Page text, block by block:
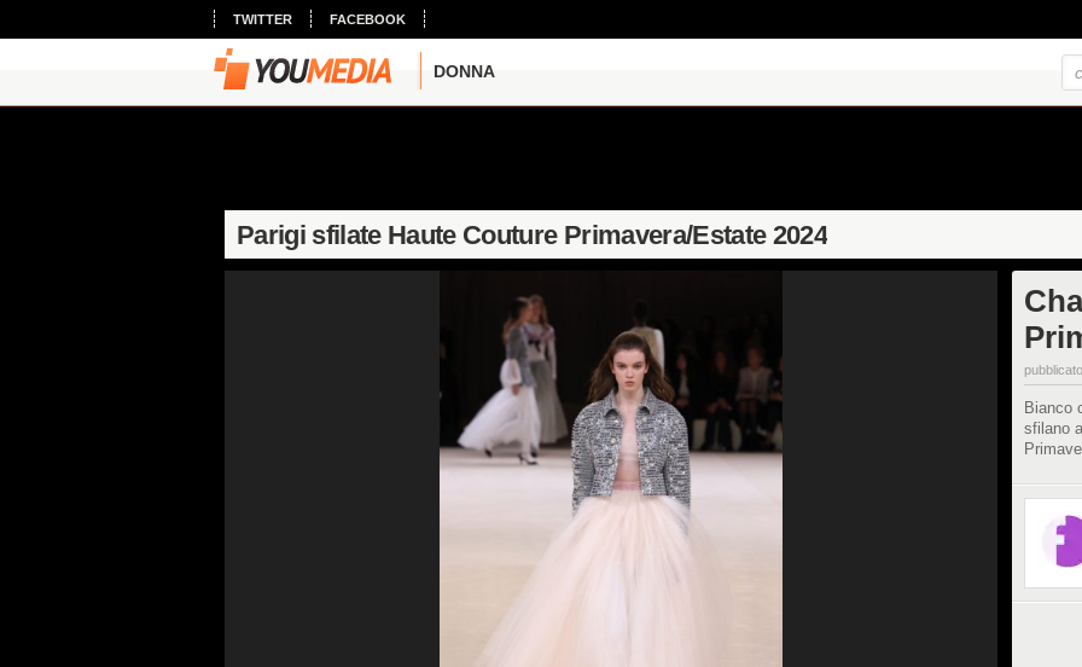
TWITTER FACEBOOK
DONNA
Parigi sfilate Haute Couture Primavera/Estate 2024
Bianco
sfilano